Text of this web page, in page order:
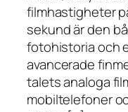
filmhastigheter
sekund är den
fotohistoria och
avancerade
talets analoga
mobiltelefoner